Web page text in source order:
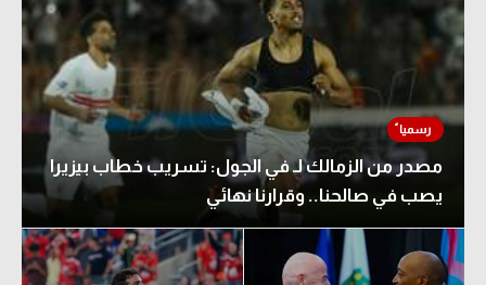
مصدر من الزمالك لـ في الجول: تسريب خطاب بيزيرا
يصب في صالحنا.. وقرارنا نهائي